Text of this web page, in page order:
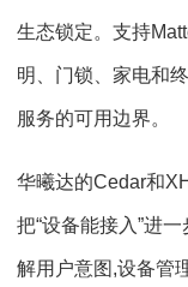
生态锁定。支持
明、门锁、家电和
服务的可用边界。
华曦达的Cedar和
把“设备能接入”进
解用户意图,设备管